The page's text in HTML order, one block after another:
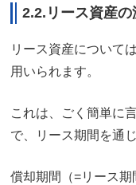
2.2.リース資産
リース資産について
用いられます。
これは、ごく簡単に
で、リース期間を通
償却期間（=リース期